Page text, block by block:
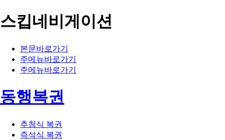
스킵네비게이션
본문바로가기
주메뉴바로가기
주메뉴바로가기
동행복권
추첨식 복권
즉석식 복권